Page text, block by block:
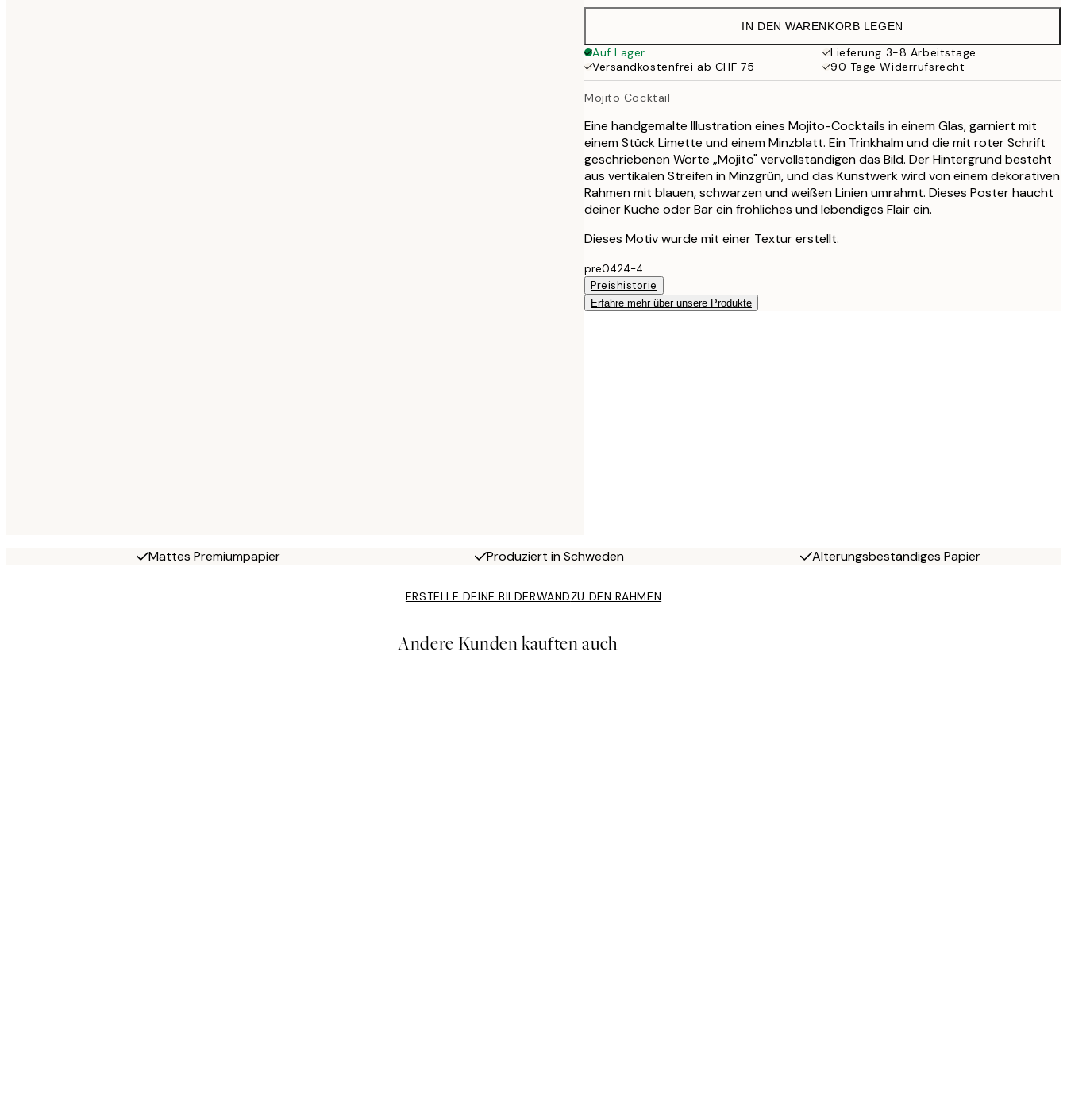
CHF 35.95
CHF 59.95
IN DEN WARENKORB LEGEN
Auf Lager
Lieferung 3-8 Arbeitstage
Versandkostenfrei ab CHF 75
90 Tage Widerrufsrecht
Mojito Cocktail
Eine handgemalte Illustration eines Mojito-Cocktails in einem Glas, garniert mit
einem Stück Limette und einem Minzblatt. Ein Trinkhalm und die mit roter Schrift
geschriebenen Worte „Mojito" vervollständigen das Bild. Der Hintergrund besteht
aus vertikalen Streifen in Minzgrün, und das Kunstwerk wird von einem dekorativen
Rahmen mit blauen, schwarzen und weißen Linien umrahmt. Dieses Poster haucht
deiner Küche oder Bar ein fröhliches und lebendiges Flair ein.
Dieses Motiv wurde mit einer Textur erstellt.
pre0424-4
Preishistorie
Erfahre mehr über unsere Produkte
Mattes Premiumpapier Produziert in Schweden Alterungsbeständiges Papier
ERSTELLE DEINE BILDERWANDZU DEN RAHMEN
Andere Kunden kauften auch